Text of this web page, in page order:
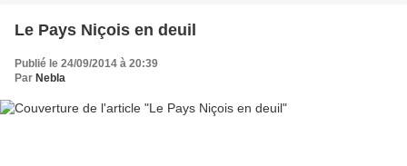
Le Pays Niçois en deuil
Publié le 24/09/2014 à 20:39
Par Nebla